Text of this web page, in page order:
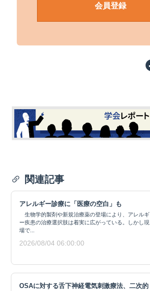
会員登録
関連記事
アレルギー診療に「医療の空白」も
生物学的製剤や新規治療薬の登場により、アレルギ
ー疾患の治療選択肢は着実に広がっている。しかし現
場で...
2026/08/04 06:00:00
OSAに対する舌下神経電気刺激療法、二次的